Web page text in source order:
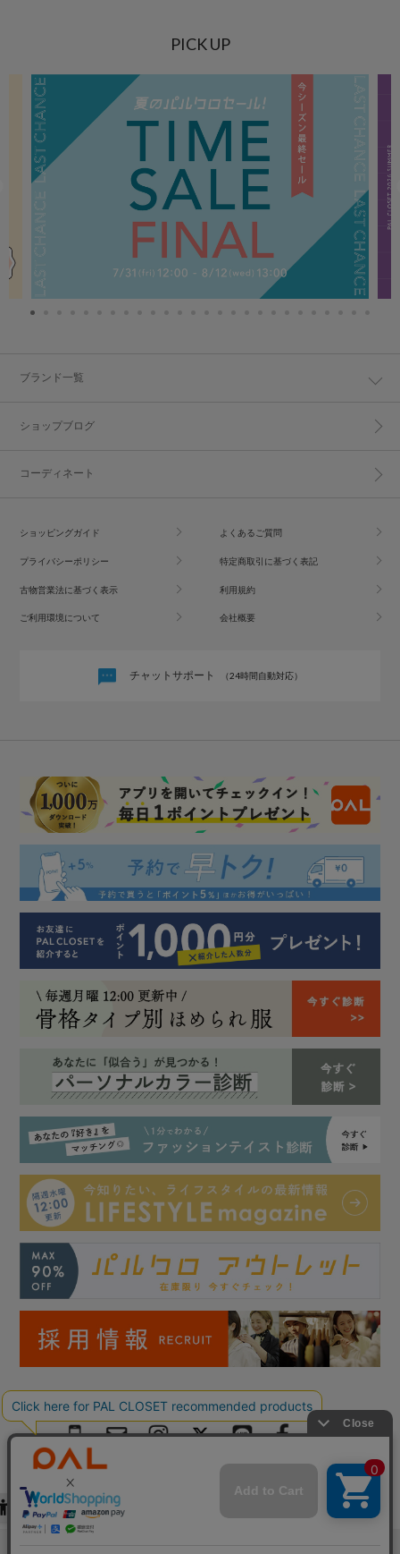
PICK UP
ブランド一覧
ショップブログ
コーディネート
ショッピングガイド よくあるご質問
プライバシーポリシー 特定商取引に基づく表記
古物営業法に基づく表示 利用規約
ご利用環境について 会社概要
チャットサポート （24時間自動対応）